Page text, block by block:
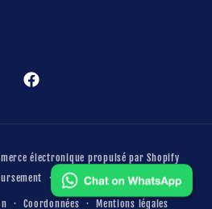
Facebook
paiement
électronique propulsé par Shopify
Conditions d’utilisation
Coordonnées Mentions légales